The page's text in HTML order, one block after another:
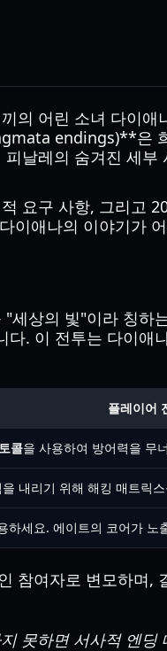
의 어린 소녀 다이
endings)**은
날레의 숨겨진 세부
요구 사항, 그리고
이애나의 이야기가
상의 빛"이라 칭하
. 이 전투는 다이애
플레이어
콜을 사용하여 방어력을 무
내리기 위해 해킹 매트릭
하세요. 에이트의 코어가 노
참여자로 변모하며,
못하면 서사적 엔